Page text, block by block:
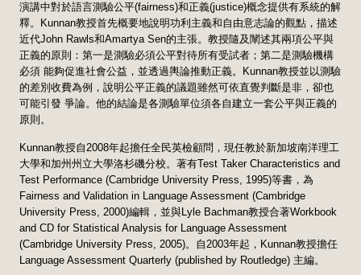
演講中對於語言測驗公平(fairness)和正義(justice)概念提供有系統的解
釋。Kunnan教授首先概要地說明功利主義和自由意志論的觀點，描述
近代John Rawls和Amartya Sen的主張。教授隨及闡述其兩項公平與
正義的原則：第一是測驗必須公平對待所有受試者；第二是測驗機構
必須 能夠促進社會公益，並透過輿論推動正義。Kunnan教授並以測驗
的差別收費為例，說明公平正義的議題雖然可依直覺判斷是非，卻也
可能引發 爭論。他的結論是各測驗單位須各自建立一套公平與正義的
原則。
Kunnan教授自2008年起擔任全民英檢顧問，現任教於新加坡南洋理工
大學和加州州立大學洛杉磯分校。著有Test Taker Characteristics and
Test Performance (Cambridge University Press, 1995)等書，為
Fairness and Validation in Language Assessment (Cambridge
University Press, 2000)編輯，並與Lyle Bachman教授合著Workbook
and CD for Statistical Analysis for Language Assessment
(Cambridge University Press, 2005)。自2003年起，Kunnan教授擔任
Language Assessment Quarterly (published by Routledge) 主編。